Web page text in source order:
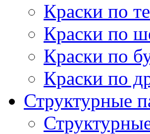
Краски по
Краски по
Краски по
Краски по
Структурные